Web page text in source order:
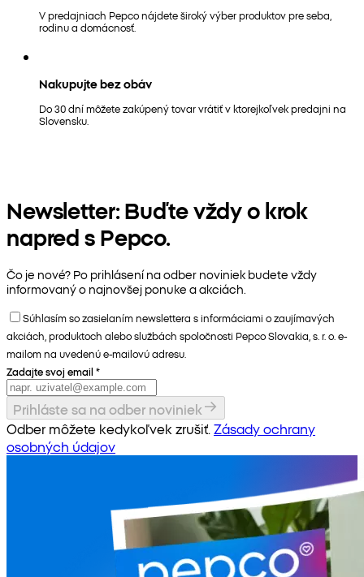
V predajniach Pepco nájdete široký výber produktov pre seba,
rodinu a domácnosť.
Nakupujte bez obáv
Do 30 dní môžete zakúpený tovar vrátiť v ktorejkoľvek predajni na
Slovensku.
Newsletter: Buďte vždy o krok
napred s Pepco.
Čo je nové? Po prihlásení na odber noviniek budete vždy
informovaný o najnovšej ponuke a akciách.
Súhlasím so zasielaním newslettera s informáciami o zaujímavých
akciách, produktoch alebo službách spoločnosti Pepco Slovakia, s. r. o. e-
mailom na uvedenú e-mailovú adresu.
Zadajte svoj email *
Prihláste sa na odber noviniek
Odber môžete kedykoľvek zrušiť.Zásady ochrany
osobných údajov